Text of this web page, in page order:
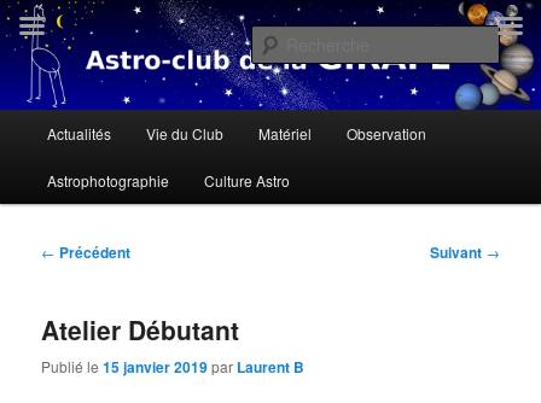
Aller
au
contenu
principalAstroclub de la Girafe
« Il n'y a personne qui soit née sous une mauvaise étoile, il n'y a que des
gens qui ne savent pas lire le ciel » Dalaï Lama
principal
Actualités Vie du Club Matériel Observation
Astrophotographie Culture Astro
Navigation
← Précédent Suivant →
Atelier Débutant
Publié le15 janvier 2019par Laurent B